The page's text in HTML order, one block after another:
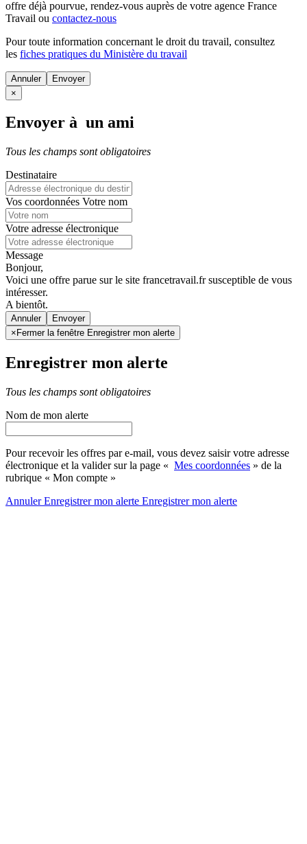
offre déjà pourvue, rendez-vous auprès de votre agence France
Travail ou contactez-nous
Pour toute information concernant le droit du travail, consultez
les fiches pratiques du Ministère du travail
Annuler
×
Envoyer à un ami
Tous les champs sont obligatoires
Destinataire
Vos coordonnées Votre nom
Votre adresse électronique
Message
Bonjour,
Voici une offre parue sur le site francetravail.fr susceptible de vous
intéresser.
A bientôt.
Annuler
× Fermer la fenêtre Enregistrer mon alerte
Enregistrer mon alerte
Tous les champs sont obligatoires
Nom de mon alerte
Pour recevoir les offres par e-mail, vous devez saisir votre adresse
électronique et la valider sur la page « Mes coordonnées » de la
rubrique « Mon compte »
AnnulerEnregistrer mon alerte Enregistrermon alerte